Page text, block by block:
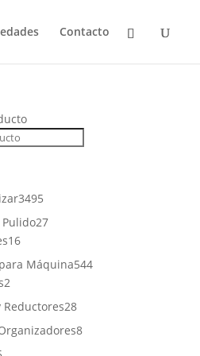
Contacto
3495
productos
Pulido2727
1616
productos
Máquina544544
2
productos
Reductores2828
productos
88